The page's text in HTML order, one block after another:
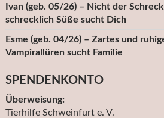
Ivan (geb. 05/26) – Nicht der
schrecklich Süße sucht Dich
Esme (geb. 04/26) – Zartes und
Vampirallüren sucht Familie
SPENDENKONTO
Überweisung:
Tierhilfe Schweinfurt e. V.